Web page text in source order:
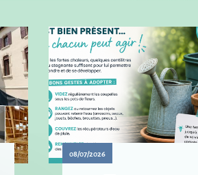
08/07/2026